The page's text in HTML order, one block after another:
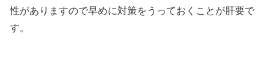
性がありますので早めに対策をうっておくことが肝要で
す。